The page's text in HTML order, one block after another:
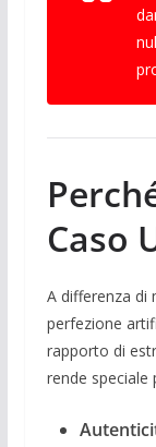
Caso
A differenza di
perfezione
rapporto di
rende speciale